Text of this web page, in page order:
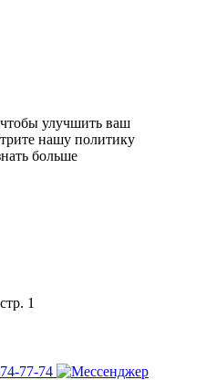
улучшить ваш
нашу политику
больше
1
77-74